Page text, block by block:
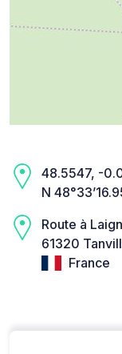
48.5547, -
N
Route à
61320
France